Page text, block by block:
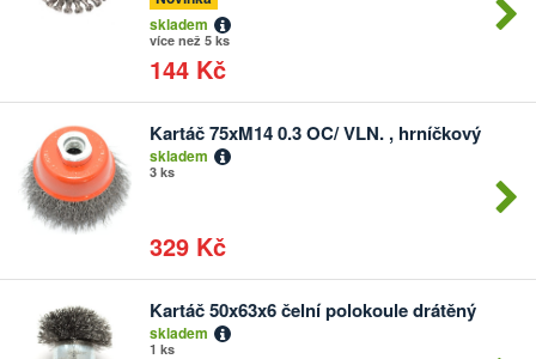
skladem
více než 5 ks
144 Kč
Kartáč 75xM14 0.3 OC/ VLN. , hrníčkový
skladem
3 ks
329 Kč
Počet
kusů
Kartáč 50x63x6 čelní polokoule drátěný
skladem
1 ks
Počet
kusů